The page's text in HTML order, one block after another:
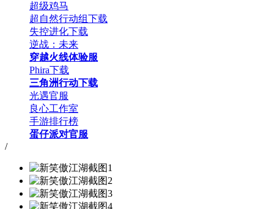
超级鸡马
超自然行动组下载
失控进化下载
逆战：未来
穿越火线体验服
Phira下载
三角洲行动下载
光遇官服
良心工作室
手游排行榜
蛋仔派对官服
/